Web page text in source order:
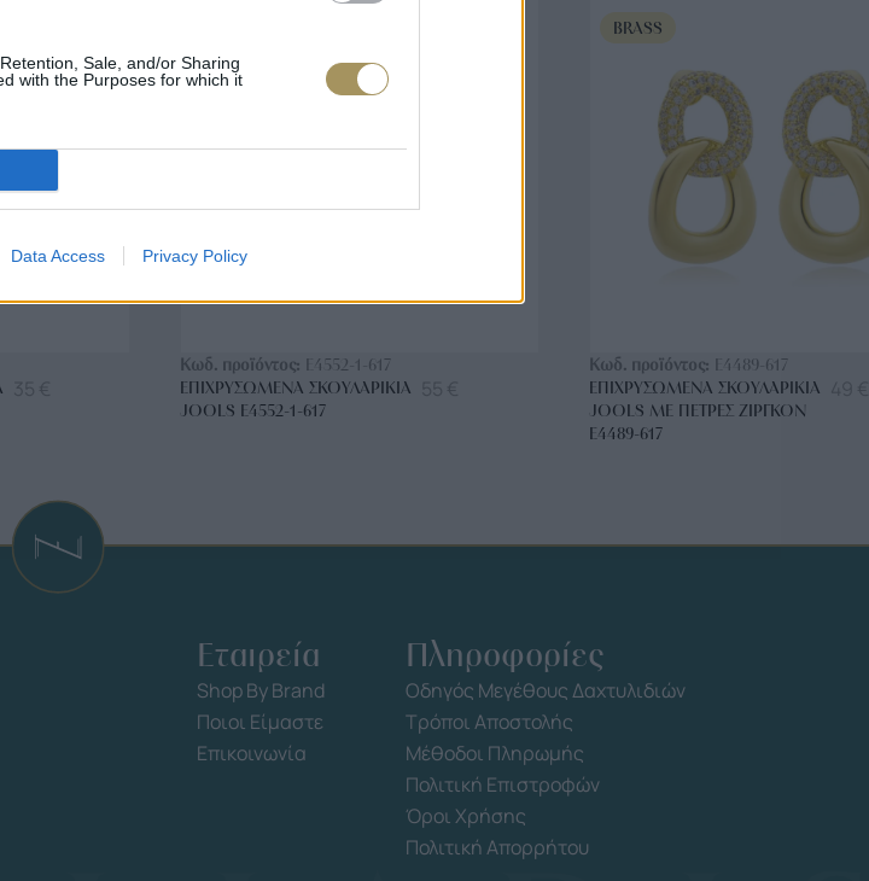
Sale, and/or Sharing
with the Purposes for which it
Data Access Privacy Policy
Κωδ. προϊόντος: E4552-1-617
ΕΠΙΧΡΥΣΩΜΈΝΑ ΣΚΟΥΛΑΡΊΚΙΑ
JOOLS E4552-1-617
BRASS
Κωδ. προϊόντος: E4489-617
ΕΠΙΧΡΥΣΩΜΈΝΑ ΣΚΟΥΛΑΡΊΚΙΑ
JOOLS ΜΕ ΠΈΤΡΕΣ ΖΙΡΓΚΌΝ
E4489-617
Εταιρεία
Shop By Brand
Ποιοι Είμαστε
Επικοινωνία
Πληροφορίες
Οδηγός Μεγέθους Δαχτυλιδιών
Τρόποι Αποστολής
Μέθοδοι Πληρωμής
Πολιτική Επιστροφών
Όροι Χρήσης
Πολιτική Απορρήτου